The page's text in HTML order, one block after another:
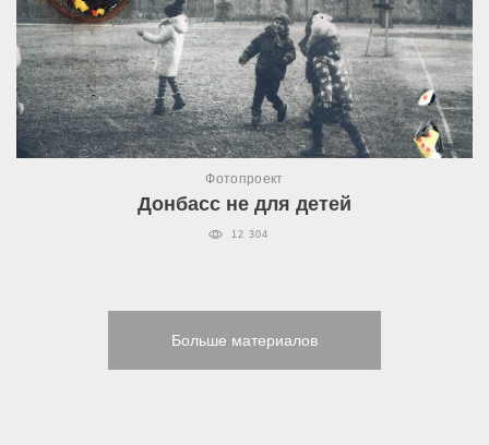
Фотопроект
Донбасс не для детей
12 304
Больше материалов